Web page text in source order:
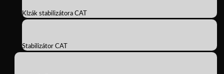
Klzák stabilizátora CAT
Stabilizátor CAT